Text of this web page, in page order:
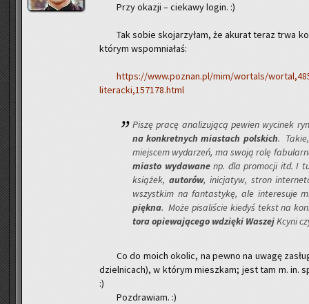
Przy oka­zji – cie­ka­wy login. :)
Tak sobie sko­ja­rzy­łam, że aku­rat teraz trwa
któ­rym wspo­mnia­łaś:
https://www.poznan.pl/mim/wortals/
li­te­rac­ki,157178.html
Piszę pracę ana­li­zu­ją­cą pe­wien wy­ci­nek
na kon­kret­nych mia­stach pol­skich.
miej­scem wy­da­rzeń, ma swoją rolę
mia­sto wy­da­wa­nenp. dla pro­mo­cji itd. I
ksią­żek, au­to­rów, ini­cja­tyw, stron
wszyst­kim na fan­ta­sty­kę, ale in­te­re­su­je
pięk­na. Może pi­sa­li­ście kie­dyś tekst na
to­ra opie­wa­ją­ce­go wdzię­ki Wa­szejKcyni
Co do moich oko­lic, na pewno na uwagę
dziel­ni­cach), w któ­rym miesz­kam; jest tam m. in.
:)
Po­zdra­wiam. :)